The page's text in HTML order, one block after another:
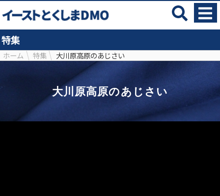
特集
ホーム 特集 大川原高原のあじさい
大川原高原のあじさい